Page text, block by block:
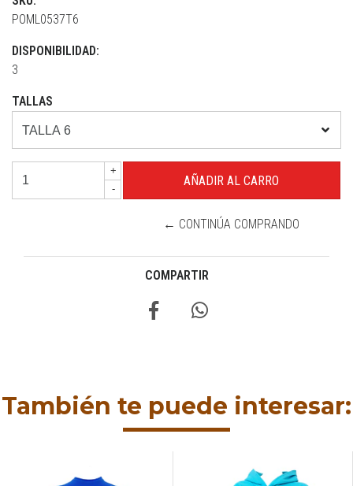
POML0537T6
DISPONIBILIDAD:
3
TALLAS
+
-
← CONTINÚA COMPRANDO
COMPARTIR
También te puede interesar: